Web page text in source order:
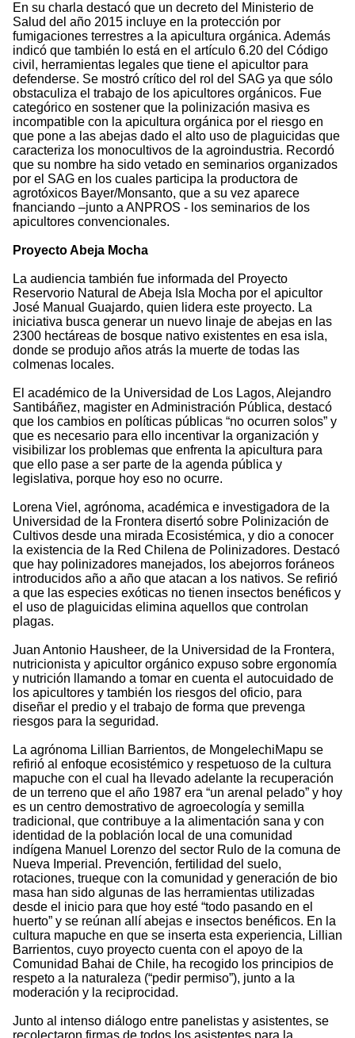
En su charla destacó que un decreto del Ministerio de
Salud del año 2015 incluye en la protección por
fumigaciones terrestres a la apicultura orgánica. Además
indicó que también lo está en el artículo 6.20 del Código
civil, herramientas legales que tiene el apicultor para
defenderse. Se mostró crítico del rol del SAG ya que sólo
obstaculiza el trabajo de los apicultores orgánicos. Fue
categórico en sostener que la polinización masiva es
incompatible con la apicultura orgánica por el riesgo en
que pone a las abejas dado el alto uso de plaguicidas que
caracteriza los monocultivos de la agroindustria. Recordó
que su nombre ha sido vetado en seminarios organizados
por el SAG en los cuales participa la productora de
agrotóxicos Bayer/Monsanto, que a su vez aparece
fnanciando –junto a ANPROS - los seminarios de los
apicultores convencionales.
Proyecto Abeja Mocha
La audiencia también fue informada del Proyecto
Reservorio Natural de Abeja Isla Mocha por el apicultor
José Manual Guajardo, quien lidera este proyecto. La
iniciativa busca generar un nuevo linaje de abejas en las
2300 hectáreas de bosque nativo existentes en esa isla,
donde se produjo años atrás la muerte de todas las
colmenas locales.
El académico de la Universidad de Los Lagos, Alejandro
Santibáñez, magister en Administración Pública, destacó
que los cambios en políticas públicas “no ocurren solos” y
que es necesario para ello incentivar la organización y
visibilizar los problemas que enfrenta la apicultura para
que ello pase a ser parte de la agenda pública y
legislativa, porque hoy eso no ocurre.
Lorena Viel, agrónoma, académica e investigadora de la
Universidad de la Frontera disertó sobre Polinización de
Cultivos desde una mirada Ecosistémica, y dio a conocer
la existencia de la Red Chilena de Polinizadores. Destacó
que hay polinizadores manejados, los abejorros foráneos
introducidos año a año que atacan a los nativos. Se refirió
a que las especies exóticas no tienen insectos benéficos y
el uso de plaguicidas elimina aquellos que controlan
plagas.
Juan Antonio Hausheer, de la Universidad de la Frontera,
nutricionista y apicultor orgánico expuso sobre ergonomía
y nutrición llamando a tomar en cuenta el autocuidado de
los apicultores y también los riesgos del oficio, para
diseñar el predio y el trabajo de forma que prevenga
riesgos para la seguridad.
La agrónoma Lillian Barrientos, de MongelechiMapu se
refirió al enfoque ecosistémico y respetuoso de la cultura
mapuche con el cual ha llevado adelante la recuperación
de un terreno que el año 1987 era “un arenal pelado” y hoy
es un centro demostrativo de agroecología y semilla
tradicional, que contribuye a la alimentación sana y con
identidad de la población local de una comunidad
indígena Manuel Lorenzo del sector Rulo de la comuna de
Nueva Imperial. Prevención, fertilidad del suelo,
rotaciones, trueque con la comunidad y generación de bio
masa han sido algunas de las herramientas utilizadas
desde el inicio para que hoy esté “todo pasando en el
huerto” y se reúnan allí abejas e insectos benéficos. En la
cultura mapuche en que se inserta esta experiencia, Lillian
Barrientos, cuyo proyecto cuenta con el apoyo de la
Comunidad Bahai de Chile, ha recogido los principios de
respeto a la naturaleza (“pedir permiso”), junto a la
moderación y la reciprocidad.
Junto al intenso diálogo entre panelistas y asistentes, se